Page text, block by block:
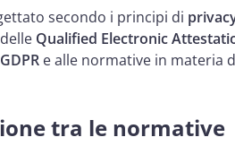
secondo i principi di
Qualified Electronic
GDPR e alle normative in materia
tra le normative